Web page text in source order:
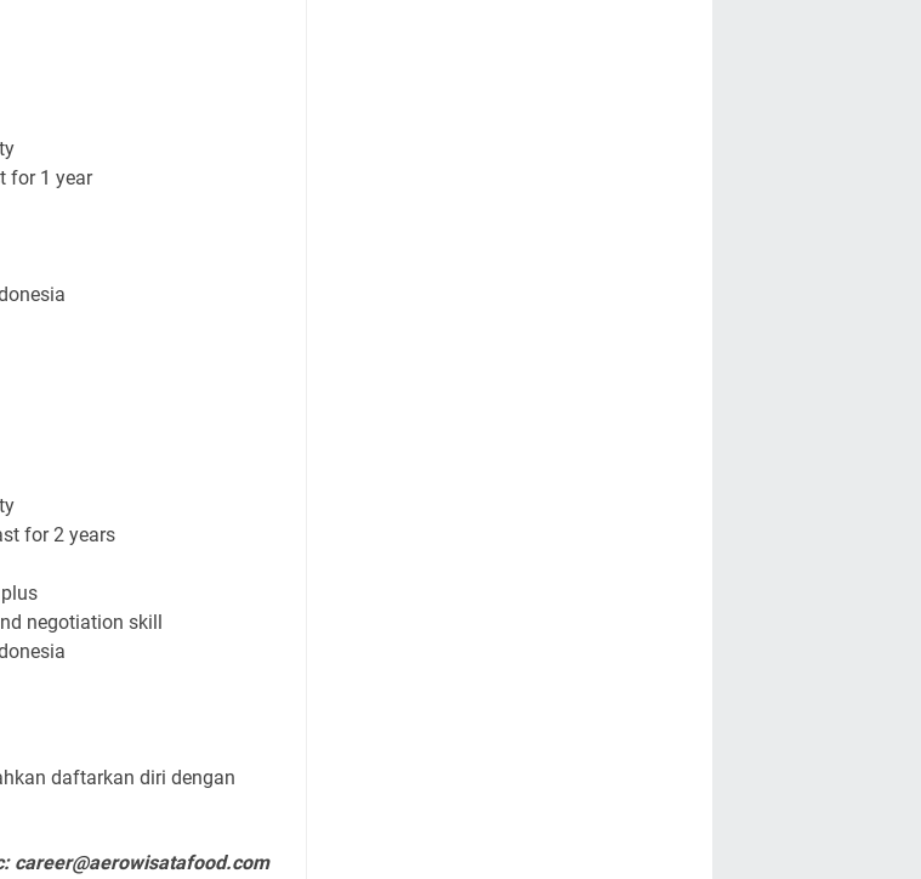
for 1 year
for 2 years
negotiation skill
daftarkan diri dengan
career@aerowisatafood.com